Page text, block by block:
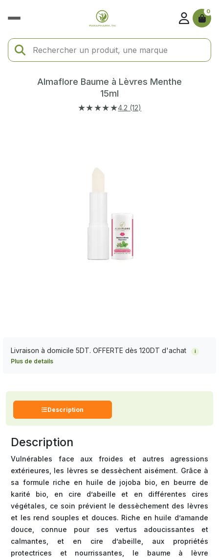
0
Almaflore Baume à Lèvres Menthe
15ml
★★★★★4.2 (12)
Livraison à domicile 5DT. OFFERTE dès 120DT d'achat i
Plus de details
Description
Description
Vulnérables face aux froides et autres agressions
extérieures, les lèvres se dessèchent aisément. Grâce à
sa formule riche en huile de jojoba bio, en beurre de
karité bio, en cire d’abeille et en différentes cires
végétales, ce soin prévient le dessèchement des lèvres
et les rend souples et douces. Riche en huile d’amande
douce, connue pour ses vertus adoucissantes et
calmantes, et en cire d’abeille, aux propriétés
protectrices et nourrissantes, le baume à lèvre